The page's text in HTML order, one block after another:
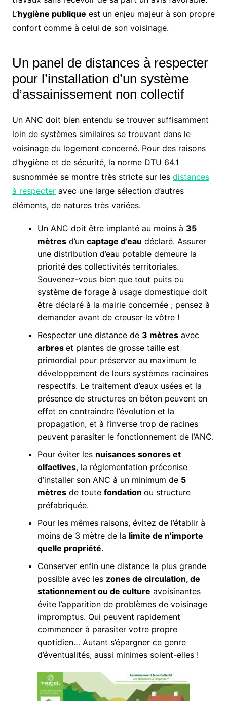
L’hygiène publique est un enjeu majeur à son propre
confort comme à celui de son voisinage.
Un panel de distances à respecter
pour l’installation d’un système
d’assainissement non collectif
Un ANC doit bien entendu se trouver suffisamment
loin de systèmes similaires se trouvant dans le
voisinage du logement concerné. Pour des raisons
d’hygiène et de sécurité, la norme DTU 64.1
susnommée se montre très stricte sur les distances
à respecteravec une large sélection d’autres
éléments, de natures très variées.
Un ANC doit être implanté au moins à 35
mètresd’un captage d’eau déclaré. Assurer
une distribution d’eau potable demeure la
priorité des collectivités territoriales.
Souvenez-vous bien que tout puits ou
système de forage à usage domestique doit
être déclaré à la mairie concernée ; pensez à
demander avant de creuser le vôtre !
Respecter une distance de 3 mètresavec
arbres et plantes de grosse taille est
primordial pour préserver au maximum le
développement de leurs systèmes racinaires
respectifs. Le traitement d’eaux usées et la
présence de structures en béton peuvent en
effet en contraindre l’évolution et la
propagation, et à l’inverse trop de racines
peuvent parasiter le fonctionnement de l’ANC.
Pour éviter les nuisances sonores et
olfactives, la réglementation préconise
d’installer son ANC à un minimum de 5
mètresde toute fondation ou structure
préfabriquée.
Pour les mêmes raisons, évitez de l’établir à
moins de 3 mètre de la limite de n’importe
quelle propriété.
Conserver enfin une distance la plus grande
possible avec les zones de circulation, de
stationnement ou de culture avoisinantes
évite l’apparition de problèmes de voisinage
impromptus. Qui peuvent rapidement
commencer à parasiter votre propre
quotidien… Autant s’épargner ce genre
d’éventualités, aussi minimes soient-elles !